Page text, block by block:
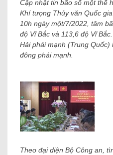
Cập nhật tin bão số một thế
Khí tượng Thủy văn Quốc
10h ngày một/7/2022, tâm
độ Vĩ Bắc và 113,6 độ Vĩ
Hải phái mạnh (Trung
đông phái mạnh.
Theo đại diện Bộ Công an,